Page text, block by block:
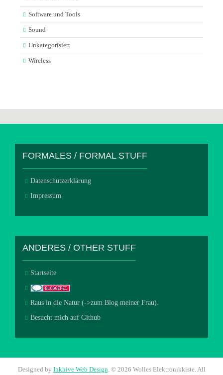
Software und Tools
Sound
Unkategorisiert
Wireless
FORMALES / FORMAL STUFF
Datenschutzerklärung
Impressum
ANDERES / OTHER STUFF
Startseite
Raus in die Natur (->zum Blog meiner Frau).
Besucht mich auf Github
Designed by Inkhive Web Design © 2026 Wolles Elektronikkiste. All